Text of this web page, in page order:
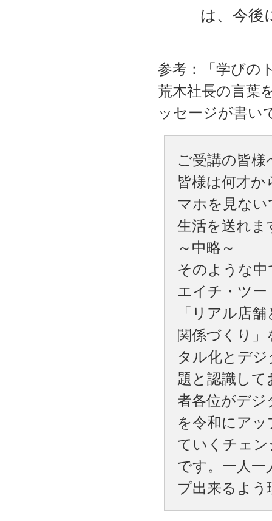
は、今後
参考：「学びの
荒木社長の言葉
ッセージが書い
ご受講の皆様
皆様は何才
マホを見な
生活を送れま
～中略～
そのような
エイチ・ツ
「リアル店
関係づくり
タル化とデ
題と認識し
者各位がデ
を令和にア
ていくチェ
です。一人
プ出来るよ